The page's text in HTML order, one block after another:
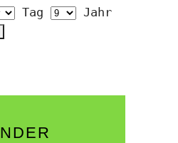
Tag Jahr